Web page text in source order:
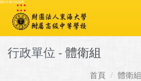
跳到主要內容區塊
:::
行政單位 - 體衛組
首頁 體衛組